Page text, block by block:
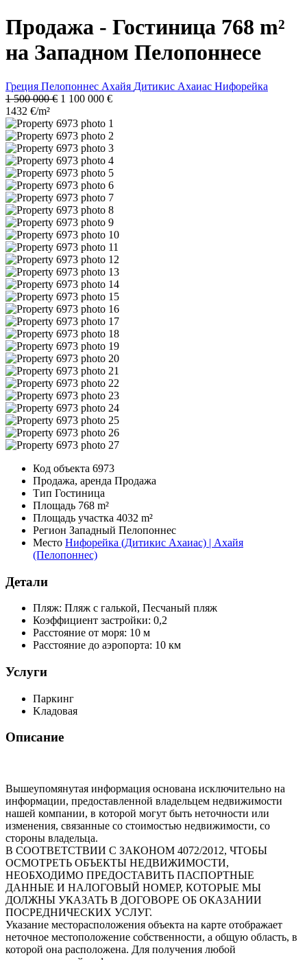
Продажа - Гостиница 768 m²
на Западном Пелопоннесе
Греция Пелопоннес Ахайя Дитикис Ахаиас Нифорейка
1 500 000 € 1 100 000 €
1432 €/m²
Код объекта 6973
Продажа, аренда Продажа
Тип Гостиница
Площадь 768 m²
Площадь участка 4032 m²
Регион Западный Пелопоннес
Место Нифорейка (Дитикис Ахаиас) | Ахайя
(Пелопоннес)
Детали
Пляж: Пляж с галькой, Песчаный пляж
Коэффициент застройки: 0,2
Расстояние от моря: 10 м
Расстояние до аэропорта: 10 км
Услуги
Паркинг
Kладовая
Описание
Вышеупомянутая информация основана исключительно на
информации, предоставленной владельцем недвижимости
нашей компании, в которой могут быть неточности или
изменения, связанные со стоимостью недвижимости, со
стороны владельца.
В СООТВЕТСТВИИ С ЗАКОНОМ 4072/2012, ЧТОБЫ
ОСМОТРЕТЬ ОБЪЕКТЫ НЕДВИЖИМОСТИ,
НЕОБХОДИМО ПРЕДОСТАВИТЬ ПАСПОРТНЫЕ
ДАННЫЕ И НАЛОГОВЫЙ НОМЕР, КОТОРЫЕ МЫ
ДОЛЖНЫ УКАЗАТЬ В ДОГОВОРЕ ОБ ОКАЗАНИИ
ПОСРЕДНИЧЕСКИХ УСЛУГ.
Указание месторасположения объекта на карте отображает
неточное местоположение собственности, а общую область, в
которой она расположена. Для получения любой